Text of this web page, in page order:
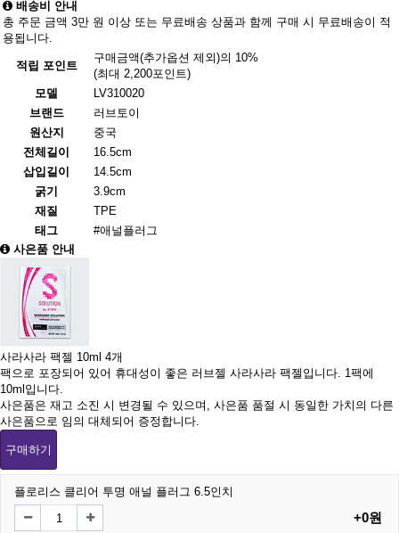
배송비 안내
총 주문 금액 3만 원 이상 또는 무료배송 상품과 함께 구매 시 무료배송이 적
용됩니다.
적립 포인트
구매금액(추가옵션 제외)의 10%
(최대 2,200포인트)
모델
LV310020
브랜드
러브토이
원산지
중국
전체길이
16.5cm
삽입길이
14.5cm
굵기
3.9cm
재질
TPE
태그
#애널플러그
사은품 안내
사라사라 팩젤 10ml 4개
팩으로 포장되어 있어 휴대성이 좋은 러브젤 사라사라 팩젤입니다. 1팩에
10ml입니다.
사은품은 재고 소진 시 변경될 수 있으며, 사은품 품절 시 동일한 가치의 다른
사은품으로 임의 대체되어 증정합니다.
구매하기
플로리스 클리어 투명 애널 플러그 6.5인치
+0원